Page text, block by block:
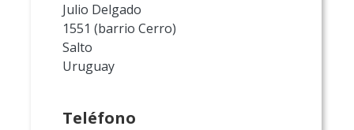
Julio Delgado
1551 (barrio Cerro)
Salto
Uruguay
Teléfono